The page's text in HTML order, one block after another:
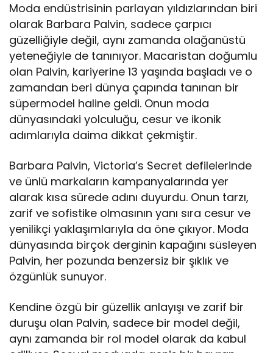
Moda endüstrisinin parlayan yıldızlarından biri
olarak Barbara Palvin, sadece çarpıcı
güzelliğiyle değil, aynı zamanda olağanüstü
yeteneğiyle de tanınıyor. Macaristan doğumlu
olan Palvin, kariyerine 13 yaşında başladı ve o
zamandan beri dünya çapında tanınan bir
süpermodel haline geldi. Onun moda
dünyasındaki yolculuğu, cesur ve ikonik
adımlarıyla daima dikkat çekmiştir.
Barbara Palvin, Victoria’s Secret defilelerinde
ve ünlü markaların kampanyalarında yer
alarak kısa sürede adını duyurdu. Onun tarzı,
zarif ve sofistike olmasının yanı sıra cesur ve
yenilikçi yaklaşımlarıyla da öne çıkıyor. Moda
dünyasında birçok derginin kapağını süsleyen
Palvin, her pozunda benzersiz bir şıklık ve
özgünlük sunuyor.
Kendine özgü bir güzellik anlayışı ve zarif bir
duruşu olan Palvin, sadece bir model değil,
aynı zamanda bir rol model olarak da kabul